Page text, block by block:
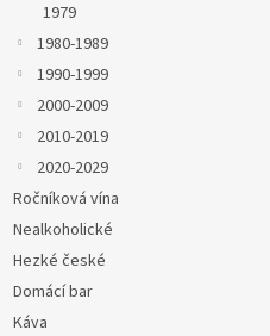
1979
1980-1989
1990-1999
2000-2009
2010-2019
2020-2029
Ročníková vína
Nealkoholické
Hezké české
Domácí bar
Káva